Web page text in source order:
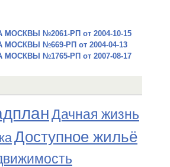
№2061-РП от 2004-10-15
№669-РП от 2004-04-13
№1765-РП от 2007-08-17
Дачная жизнь
Доступное жильё